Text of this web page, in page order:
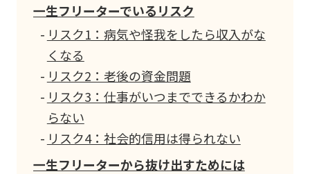
一生フリーターでいるリスク
リスク1：病気や怪我をしたら収入がな
くなる
リスク2：老後の資金問題
リスク3：仕事がいつまでできるかわか
らない
リスク4：社会的信用は得られない
一生フリーターから抜け出すためには